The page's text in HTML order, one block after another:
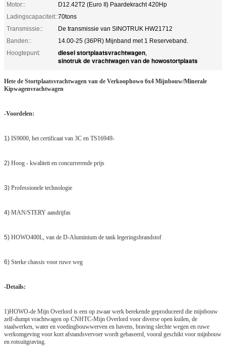
Motor::
D12.42T2 (Euro II) Paardekracht 420Hp
Ladingscapaciteit::70tons
Transmissie::
De transmissie van SINOTRUK HW21712
Banden::
14.00-25 (36PR) Mijnband met 1 Reserveband.
Hoogtepunt:
diesel stortplaatsvrachtwagen,
sinotruk de vrachtwagen van de howostortplaats
Hete de Stortplaatsvrachtwagen van de Verkoophowo 6x4 Mijnbouw/Minerale
Kipwagenvrachtwagen
-Voordelen:
1) IS9000, het certificaat van 3C en TS16949-
2) Hoog - kwaliteit en concurrerende prijs
3) Professionele technologie
4) MAN/STERY aandrijfas
5) HOWO400L, van de D-Aluminium de tank legeringsbrandstof
6) Sterke chassis voor ruwe weg
-Details:
1)HOWO-de Mijn Overlord is een op zwaar werk berekende geproduceerd die mijnbouw
zelf-dumpt vrachtwagen op CNHTC-Mijn Overlord voor diverse open kuilen, de
staalwerken, water en voedingbouwwerven en havens, braving slechte wegen en ruwe
werkomgeving voor kort afstandsvervoer wordt gebaseerd, vooral geschikt voor mijnbouw
en rotsuitgraving.